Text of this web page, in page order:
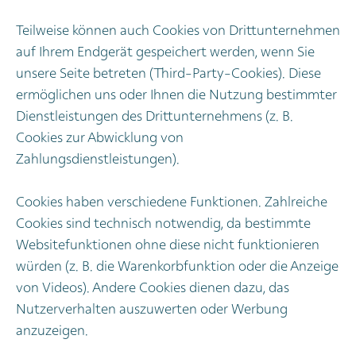
Teilweise können auch Cookies von Drittunternehmen
auf Ihrem Endgerät gespeichert werden, wenn Sie
unsere Seite betreten (Third-Party-Cookies). Diese
ermöglichen uns oder Ihnen die Nutzung bestimmter
Dienstleistungen des Drittunternehmens (z. B.
Cookies zur Abwicklung von
Zahlungsdienstleistungen).
Cookies haben verschiedene Funktionen. Zahlreiche
Cookies sind technisch notwendig, da bestimmte
Websitefunktionen ohne diese nicht funktionieren
würden (z. B. die Warenkorbfunktion oder die Anzeige
von Videos). Andere Cookies dienen dazu, das
Nutzerverhalten auszuwerten oder Werbung
anzuzeigen.